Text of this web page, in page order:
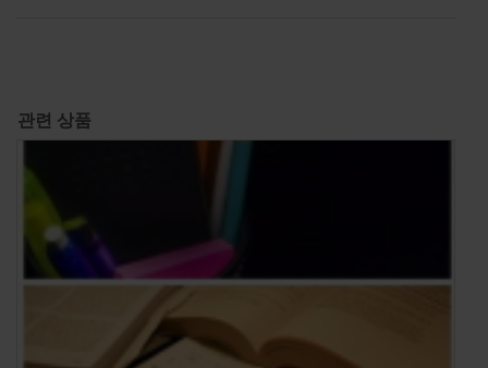
관련 상품